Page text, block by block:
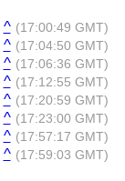
^ (17:00:49 GMT)
^ (17:04:50 GMT)
^ (17:06:36 GMT)
^ (17:12:55 GMT)
^ (17:20:59 GMT)
^ (17:23:00 GMT)
^ (17:57:17 GMT)
^ (17:59:03 GMT)